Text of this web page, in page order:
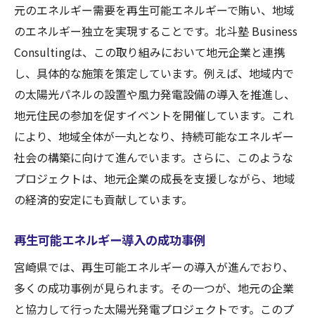
元のエネルギー需要を再生可能エネルギーで賄い、地域
のエネルギー独立を実現することです。北斗塾 Business
Consultingは、この取り組みにおいて地元企業と連携
し、具体的な施策を策定しています。例えば、地域内で
の太陽光パネルの設置や風力発電設備の導入を推進し、
地元住民の参加を促すイベントを開催しています。これ
により、地域全体が一丸となり、持続可能なエネルギー
社会の構築に向けて進んでいます。さらに、このような
プロジェクトは、地元企業の成長を支援しながら、地域
の経済的安定にも貢献しています。
再生可能エネルギー導入の成功事例
宮崎県では、再生可能エネルギーの導入が進んでおり、
多くの成功事例が見られます。その一つが、地元の企業
と協力して行った太陽光発電プロジェクトです。このプ